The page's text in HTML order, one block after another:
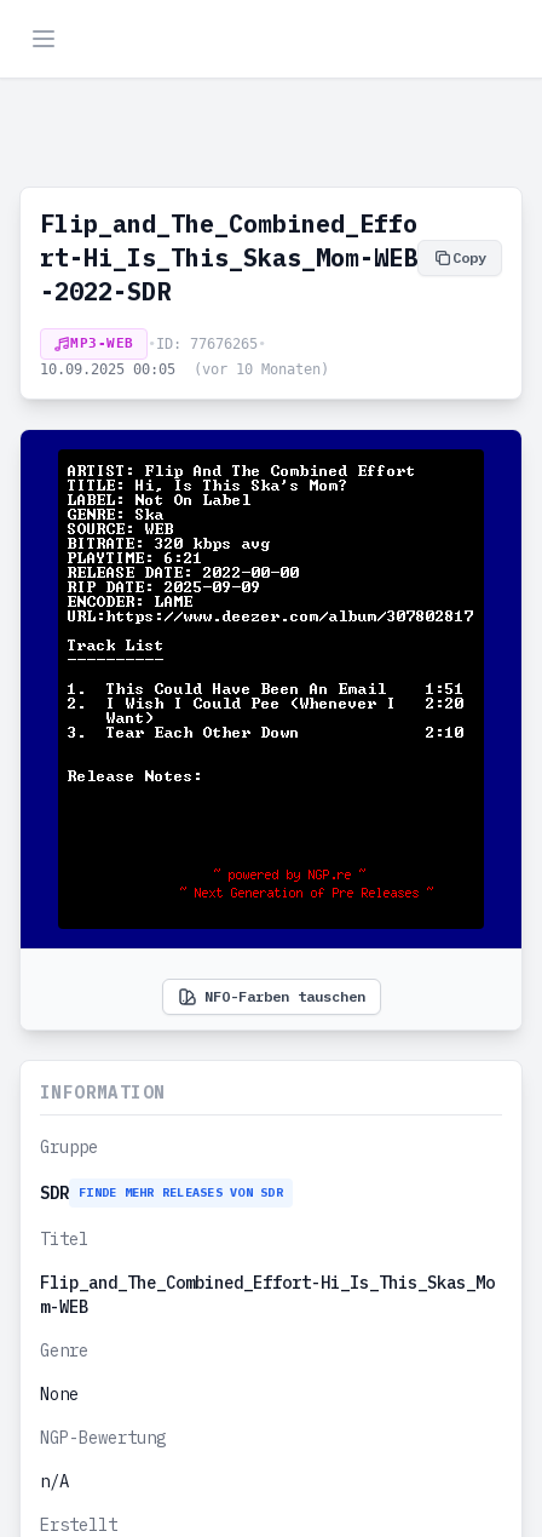
Flip_and_The_Combined_Effo
rt-Hi_Is_This_Skas_Mom-WEB
-2022-SDR
Copy
MP3-WEB • ID: 77676265 •
10.09.2025 00:05
(vor 10 Monaten)
NFO-Farben tauschen
INFORMATION
Gruppe
SDR FINDE MEHR RELEASES VON SDR
Titel
Flip_and_The_Combined_Effort-Hi_Is_This_Skas_Mo
m-WEB
Genre
None
NGP-Bewertung
n/A
Erstellt